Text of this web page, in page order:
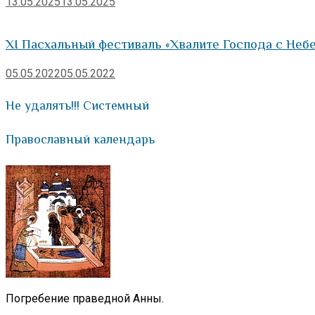
XI Пасхальный фестиваль «Хвалите Господа с
05.05.202205.05.2022
Не удалять!!! Системный
Православный календарь
Погребение праведной Анны.